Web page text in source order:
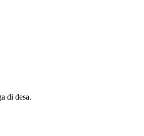
di desa.